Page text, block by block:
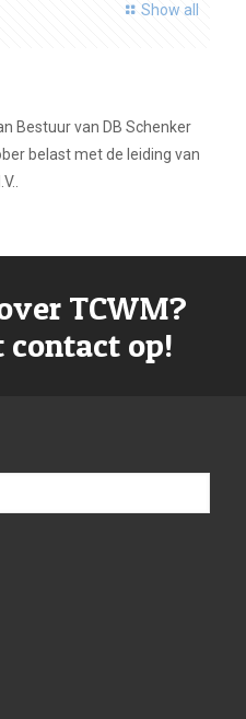
Show all
Bestuur van DB Schenker
belast met de leiding van
TCWM?
contact op!